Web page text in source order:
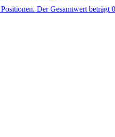
Der Gesamtwert beträgt